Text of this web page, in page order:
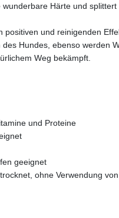
Härte und splittert
positiven und reinigenden
des Hundes, ebenso werden
Weg bekämpft.
und Proteine
geeignet
ohne Verwendung von